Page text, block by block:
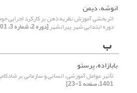
انوشه، دیمن
اثربخشی آموزش نظریه ذهن بر کارکرد اجرایی
دوره ابتدایی شهر پیرانشهر[دوره 2، شماره 3، 1401، صفحه 1-18]
ب
بابازاده، پرستو
تأثیر عوامل آموزشی، انسانی و سازمانی بر
1401، صفحه 1-23]